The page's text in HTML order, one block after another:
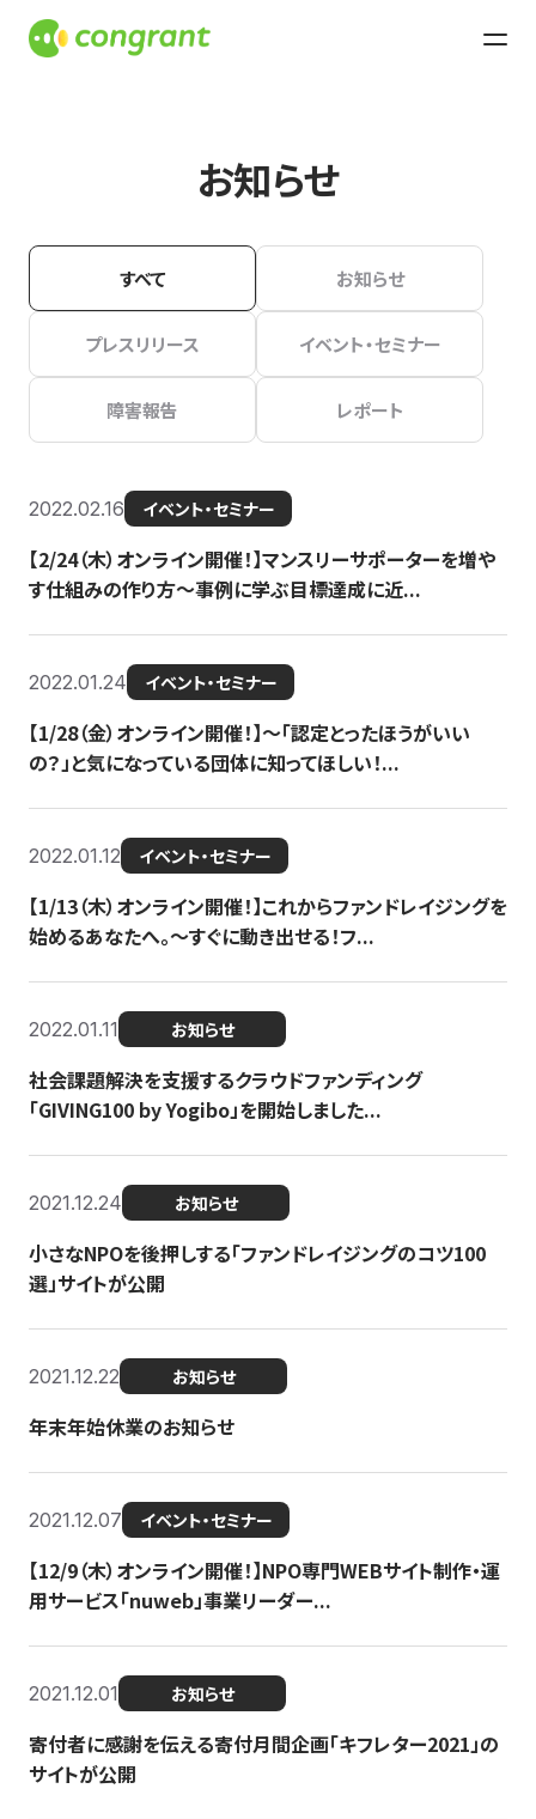
お知らせ
すべて お知らせ
プレスリリース イベント・セミナー
障害報告 レポート
2022.02.16 イベント・セミナー
【2/24（木）オンライン開催！】マンスリーサポーターを増や
す仕組みの作り方〜事例に学ぶ目標達成に近...
2022.01.24 イベント・セミナー
【1/28（金）オンライン開催！】〜「認定とったほうがいい
の？」と気になっている団体に知ってほしい！...
2022.01.12 イベント・セミナー
【1/13（木）オンライン開催！】これからファンドレイジングを
始めるあなたへ。〜すぐに動き出せる！フ...
2022.01.11 お知らせ
社会課題解決を支援するクラウドファンディング
「GIVING100 by Yogibo」を開始しました...
2021.12.24 お知らせ
小さなNPOを後押しする「ファンドレイジングのコツ100
選」サイトが公開
2021.12.22 お知らせ
年末年始休業のお知らせ
2021.12.07 イベント・セミナー
【12/9（木）オンライン開催！】NPO専門WEBサイト制作・運
用サービス「nuweb」事業リーダー...
2021.12.01 お知らせ
寄付者に感謝を伝える寄付月間企画「キフレター2021」の
サイトが公開